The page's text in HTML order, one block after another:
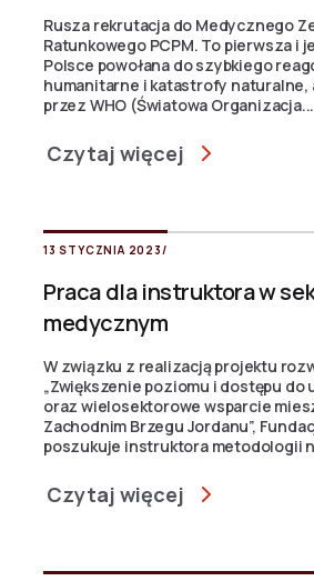
Rusza rekrutacja do Medycznego
Ratunkowego PCPM. To pierwsza i
Polsce powołana do szybkiego
humanitarne i katastrofy naturalne,
przez WHO (Światowa Organizacja...
Czytaj więcej
13 STYCZNIA 2023 /
Praca dla instruktora w
medycznym
W związku z realizacją projektu
„Zwiększenie poziomu i dostępu do
oraz wielosektorowe wsparcie
Zachodnim Brzegu Jordanu”,
poszukuje instruktora metodologii
Czytaj więcej